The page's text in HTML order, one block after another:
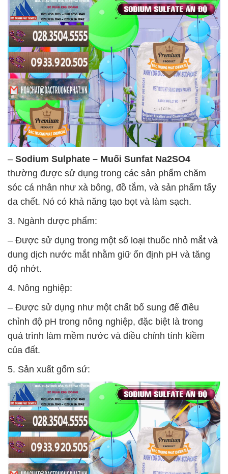
– Sodium Sulphate – Muối Sunfat Na2SO4
thường được sử dụng trong các sản phẩm chăm
sóc cá nhân như xà bông, đồ tắm, và sản phẩm tẩy
da chết. Nó có khả năng tạo bọt và làm sạch.
3. Ngành dược phẩm:
– Được sử dụng trong một số loại thuốc nhỏ mắt và
dung dịch nước mắt nhằm giữ ổn định pH và tăng
độ nhớt.
4. Nông nghiệp:
– Được sử dụng như một chất bổ sung để điều
chỉnh độ pH trong nông nghiệp, đặc biệt là trong
quá trình làm mềm nước và điều chỉnh tính kiềm
của đất.
5. Sản xuất gốm sứ: